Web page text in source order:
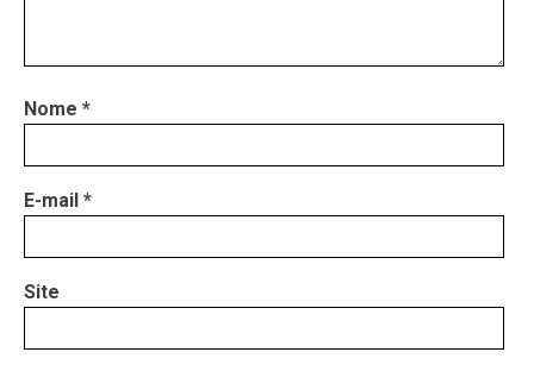
Nome *
E-mail *
Site